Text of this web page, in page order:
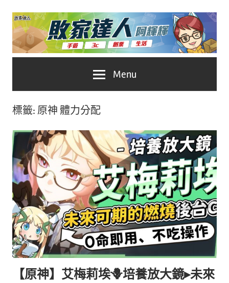
Skip
content
家
人
推
薦
No.1
遊
戲
科
技
自
媒
體。
Menu
標籤: 原神 體力分配
【原神】艾梅莉埃🪻培養放大鏡▸未來